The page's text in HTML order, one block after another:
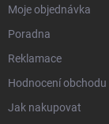
Moje objednávka
Poradna
Reklamace
Hodnocení obchodu
Jak nakupovat